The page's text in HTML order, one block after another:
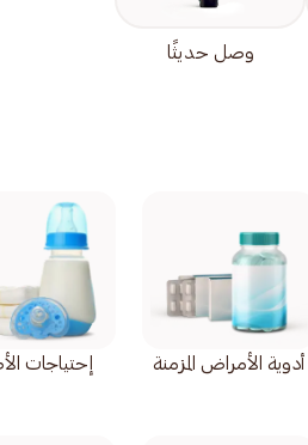
وصل حديثًا
أدوية الأمراض المزمنة إحتياجات